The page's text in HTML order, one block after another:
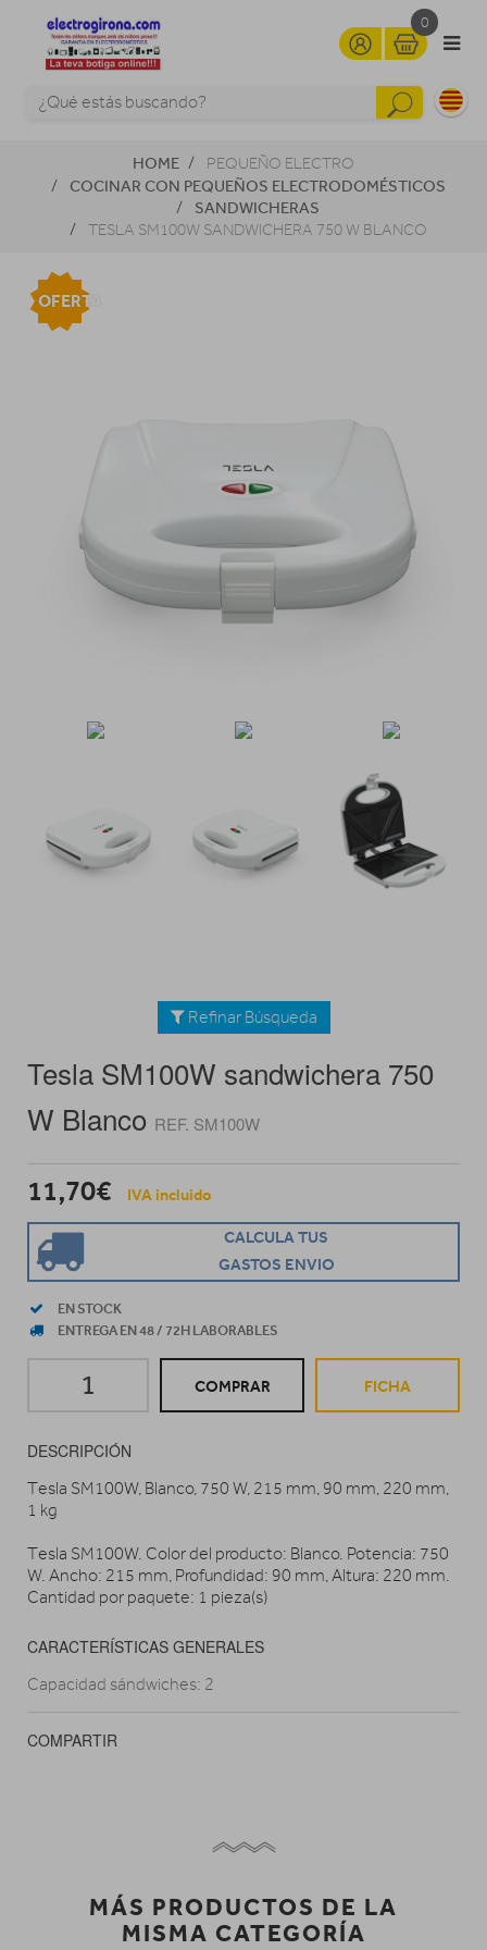
0
HOME PEQUEÑO ELECTRO
COCINAR CON PEQUEÑOS ELECTRODOMÉSTICOS
SANDWICHERAS
TESLA SM100W SANDWICHERA 750 W BLANCO
OFERTA
Refinar Búsqueda
Tesla SM100W sandwichera 750
W Blanco REF. SM100W
11,70€ IVA incluido
CALCULA TUS
GASTOS ENVIO
EN STOCK
ENTREGA EN 48 / 72H LABORABLES
COMPRAR FICHA
DESCRIPCIÓN
Tesla SM100W, Blanco, 750 W, 215 mm, 90 mm, 220 mm,
1 kg
Tesla SM100W. Color del producto: Blanco. Potencia: 750
W. Ancho: 215 mm, Profundidad: 90 mm, Altura: 220 mm.
Cantidad por paquete: 1 pieza(s)
CARACTERÍSTICAS GENERALES
Capacidad sándwiches: 2
COMPARTIR
MÁS PRODUCTOS DE LA
MISMA CATEGORÍA